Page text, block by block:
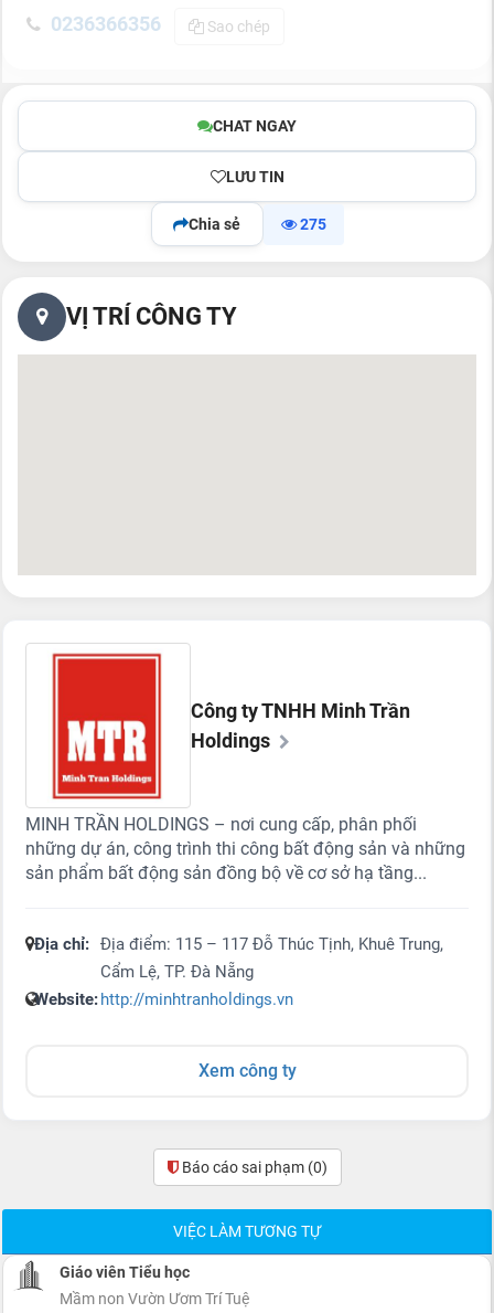
0236366356 Sao chép
CHAT NGAY
LƯU TIN
Chia sẻ 275
VỊ TRÍ CÔNG TY
Công ty TNHH Minh Trần
Holdings
MINH TRẦN HOLDINGS – nơi cung cấp, phân phối
những dự án, công trình thi công bất động sản và những
sản phẩm bất động sản đồng bộ về cơ sở hạ tầng...
Địa chỉ: Địa điểm: 115 – 117 Đỗ Thúc Tịnh, Khuê Trung,
Cẩm Lệ, TP. Đà Nẵng
Website:http://minhtranholdings.vn
Xem công ty
Báo cáo sai phạm (0)
VIỆC LÀM TƯƠNG TỰ
Giáo viên Tiểu học
Mầm non Vườn Ươm Trí Tuệ